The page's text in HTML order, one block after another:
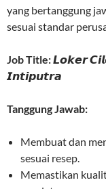
yang bertanggung
sesuai standar
Job Title:𝙇𝙤𝙠𝙚𝙧
𝙄𝙣𝙩𝙞𝙥𝙪𝙩𝙧𝙖
Tanggung Jawab:
Membuat dan
sesuai resep.
Memastikan